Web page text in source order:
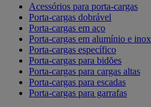
Acessórios para porta-cargas
Porta-cargas dobrável
Porta-cargas em aço
Porta-cargas em alumínio e inox
Porta-cargas específico
Porta-cargas para bidões
Porta-cargas para cargas altas
Porta-cargas para escadas
Porta-cargas para garrafas